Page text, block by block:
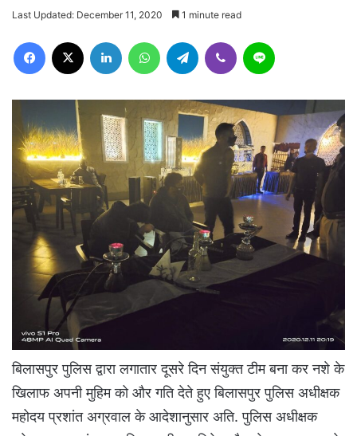
Last Updated: December 11, 2020 1 minute read
Facebook LinkedIn WhatsAppTelegram Viber
बिलासपुर पुलिस द्वारा लगातार दूसरे दिन संयुक्त टीम बना कर नशे के
खिलाफ अपनी मुहिम को और गति देते हुए बिलासपुर पुलिस अधीक्षक
महोदय प्रशांत अग्रवाल के आदेशानुसार अति. पुलिस अधीक्षक